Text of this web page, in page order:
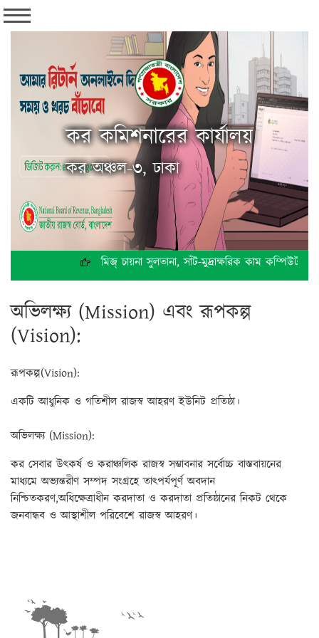
কর কমিশনারের কার্যালয়
কর অঞ্চল-৩, ঢাকা
মিজ্ চায়না সুলতানা, সাঁট-মুদ্রাক্ষরিক কাম
অভিলক্ষ্য (Mission) এবং রূপকল্প
(Vision):
রূপকল্প(Vision):
একটি আধুনিক ও গতিশীল রাজস্ব আহরণ ইউনিট প্রতিষ্ঠা।
অভিলক্ষ্য (Mission):
কর সেবার উৎকর্ষ ও করাঞ্চলিক রাজস্ব সম্ভাবনার সর্বোচ্চ বাস্তবায়নের
মাধ্যমে অভ্যন্তরীণ সম্পদ সংগ্রহে তাৎপর্যপূর্ণ অবদান
নিশ্চিতকরণ,অধিক্ষেত্রাধীন করদাতা ও করদাতা প্রতিষ্ঠানের নিকট থেকে
জনবান্ধব ও আস্থাশীল পরিবেশে রাজস্ব আহরণ।